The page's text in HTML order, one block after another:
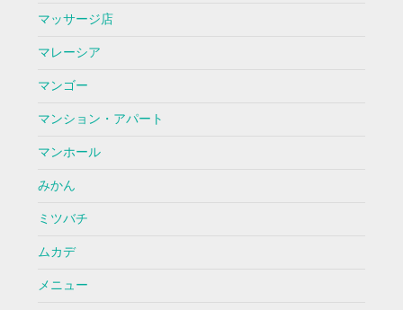
マッサージ店
マレーシア
マンゴー
マンション・アパート
マンホール
みかん
ミツバチ
ムカデ
メニュー